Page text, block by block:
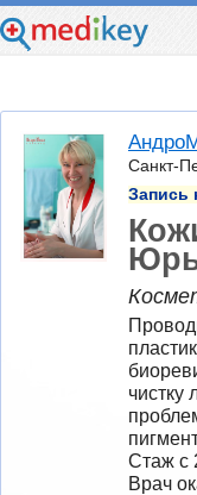
Санкт-
Запись
чистку
Стаж с
Врач